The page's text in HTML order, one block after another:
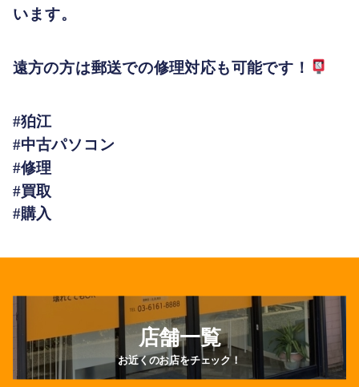
います。
遠方の方は郵送での修理対応も可能です！
#狛江
#中古パソコン
#修理
#買取
#購入
店舗一覧
お近くのお店をチェック！